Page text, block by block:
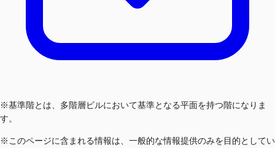
※基準階とは、多階層ビルにおいて基準となる平面を持つ階になりま
す。
※このページに含まれる情報は、一般的な情報提供のみを目的としてい